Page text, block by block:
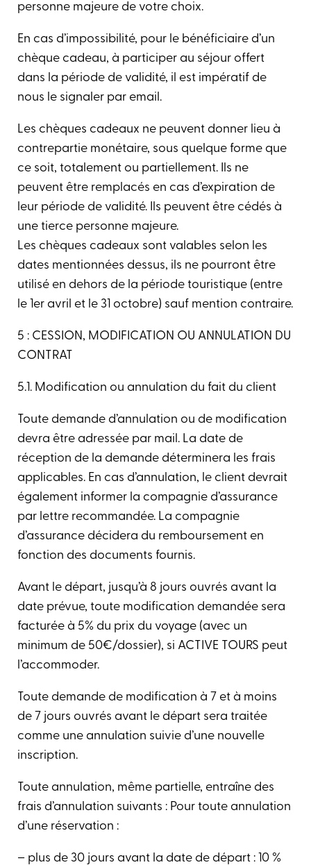
personne majeure de votre choix.
En cas d’impossibilité, pour le bénéficiaire d’un
chèque cadeau, à participer au séjour offert
dans la période de validité, il est impératif de
nous le signaler par email.
Les chèques cadeaux ne peuvent donner lieu à
contrepartie monétaire, sous quelque forme que
ce soit, totalement ou partiellement. Ils ne
peuvent être remplacés en cas d’expiration de
leur période de validité. Ils peuvent être cédés à
une tierce personne majeure.
Les chèques cadeaux sont valables selon les
dates mentionnées dessus, ils ne pourront être
utilisé en dehors de la période touristique (entre
le 1er avril et le 31 octobre) sauf mention contraire.
5 : CESSION, MODIFICATION OU ANNULATION DU
CONTRAT​
5.1. Modification ou annulation du fait du client
Toute demande d’annulation ou de modification
devra être adressée par mail. La date de
réception de la demande déterminera les frais
applicables. En cas d’annulation, le client devrait
également informer la compagnie d’assurance
par lettre recommandée. La compagnie
d’assurance décidera du remboursement en
fonction des documents fournis.
Avant le départ, jusqu’à 8 jours ouvrés avant la
date prévue, toute modification demandée sera
facturée à 5% du prix du voyage (avec un
minimum de 50€/dossier), si ACTIVE TOURS peut
l’accommoder.
Toute demande de modification à 7 et à moins
de 7 jours ouvrés avant le départ sera traitée
comme une annulation suivie d’une nouvelle
inscription.
Toute annulation, même partielle, entraîne des
frais d’annulation suivants : Pour toute annulation
d’une réservation :
– plus de 30 jours avant la date de départ : 10 %